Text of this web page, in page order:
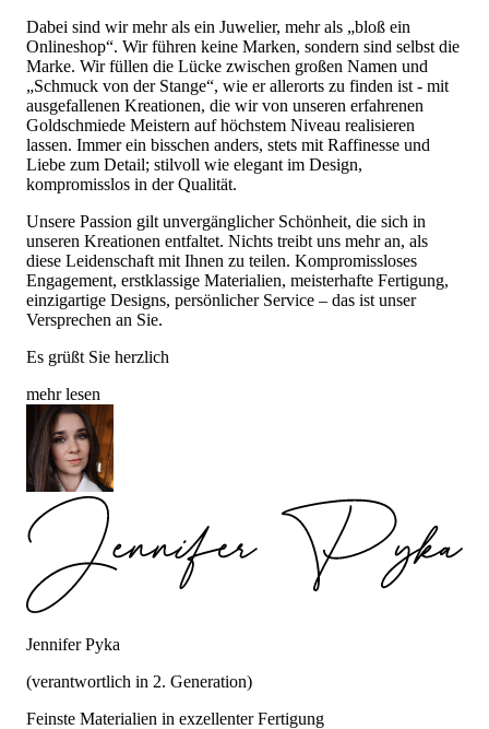
Dabei sind wir mehr als ein Juwelier, mehr als „bloß ein
Onlineshop“. Wir führen keine Marken, sondern sind selbst die
Marke. Wir füllen die Lücke zwischen großen Namen und
„Schmuck von der Stange“, wie er allerorts zu finden ist - mit
ausgefallenen Kreationen, die wir von unseren erfahrenen
Goldschmiede Meistern auf höchstem Niveau realisieren
lassen. Immer ein bisschen anders, stets mit Raffinesse und
Liebe zum Detail; stilvoll wie elegant im Design,
kompromisslos in der Qualität.
Unsere Passion gilt unvergänglicher Schönheit, die sich in
unseren Kreationen entfaltet. Nichts treibt uns mehr an, als
diese Leidenschaft mit Ihnen zu teilen. Kompromissloses
Engagement, erstklassige Materialien, meisterhafte Fertigung,
einzigartige Designs, persönlicher Service – das ist unser
Versprechen an Sie.
Es grüßt Sie herzlich
mehr lesen
Jennifer Pyka
(verantwortlich in 2. Generation)
Feinste Materialien in exzellenter Fertigung